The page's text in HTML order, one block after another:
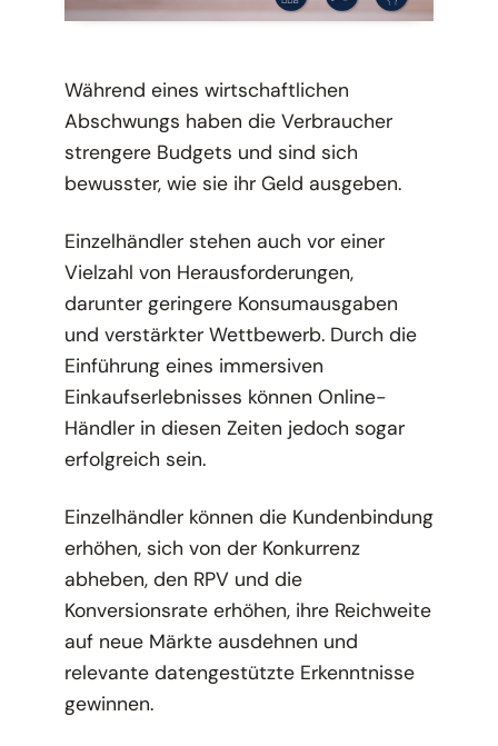
Während eines wirtschaftlichen
Abschwungs haben die Verbraucher
strengere Budgets und sind sich
bewusster, wie sie ihr Geld ausgeben.
Einzelhändler stehen auch vor einer
Vielzahl von Herausforderungen,
darunter geringere Konsumausgaben
und verstärkter Wettbewerb. Durch die
Einführung eines immersiven
Einkaufserlebnisses können Online-
Händler in diesen Zeiten jedoch sogar
erfolgreich sein.
Einzelhändler können die Kundenbindung
erhöhen, sich von der Konkurrenz
abheben, den RPV und die
Konversionsrate erhöhen, ihre Reichweite
auf neue Märkte ausdehnen und
relevante datengestützte Erkenntnisse
gewinnen.